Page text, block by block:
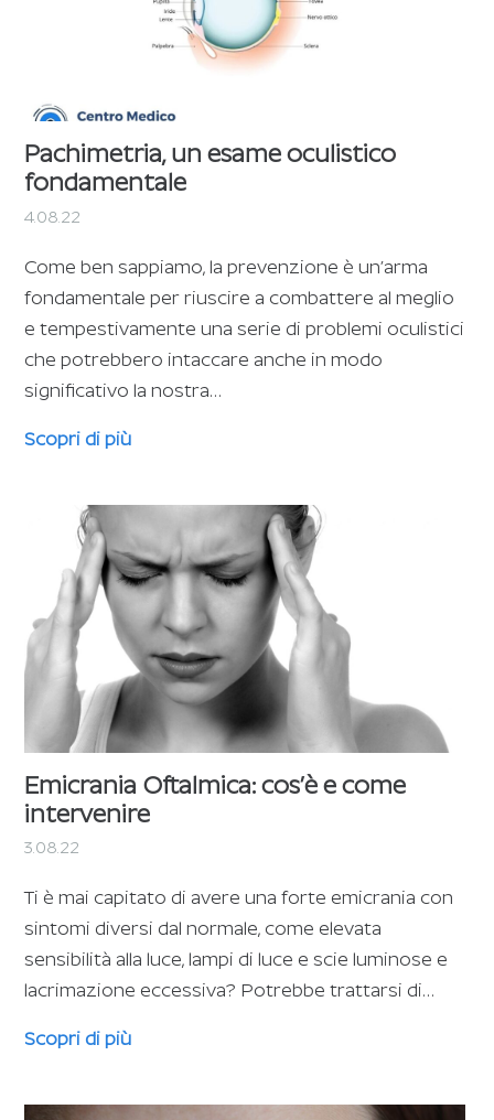
Pachimetria, un esame oculistico
fondamentale
4.08.22
Come ben sappiamo, la prevenzione è un’arma
fondamentale per riuscire a combattere al meglio
e tempestivamente una serie di problemi oculistici
che potrebbero intaccare anche in modo
significativo la nostra…
Scopri di più
Emicrania Oftalmica: cos’è e come
intervenire
3.08.22
Ti è mai capitato di avere una forte emicrania con
sintomi diversi dal normale, come elevata
sensibilità alla luce, lampi di luce e scie luminose e
lacrimazione eccessiva? Potrebbe trattarsi di…
Scopri di più